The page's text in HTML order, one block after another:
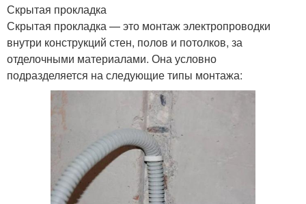
Скрытая прокладка
Скрытая прокладка — это монтаж электропроводки
внутри конструкций стен, полов и потолков, за
отделочными материалами. Она условно
подразделяется на следующие типы монтажа: